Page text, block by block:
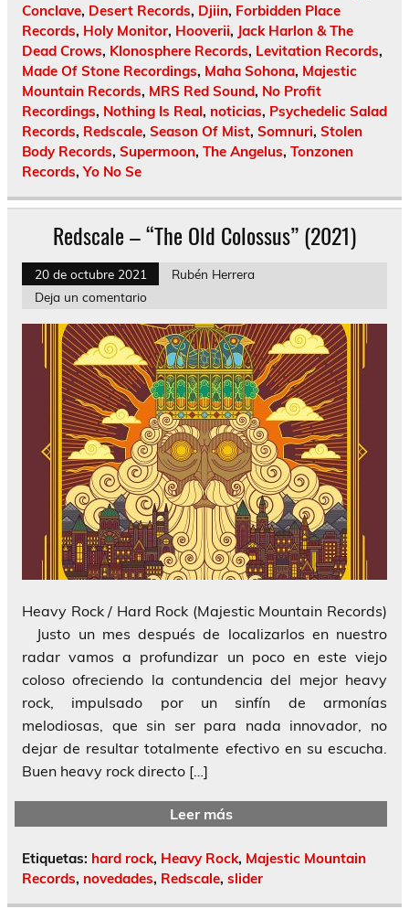
Conclave, Desert Records, Djiin, Forbidden Place
Records, Holy Monitor, Hooverii, Jack Harlon & The
Dead Crows, Klonosphere Records, Levitation Records,
Made Of Stone Recordings, Maha Sohona, Majestic
Mountain Records, MRS Red Sound, No Profit
Recordings, Nothing Is Real, noticias, Psychedelic Salad
Records, Redscale, Season Of Mist, Somnuri, Stolen
Body Records, Supermoon, The Angelus, Tonzonen
Records,Yo No Se
Redscale – “The Old Colossus” (2021)
20 de octubre 2021
Rubén Herrera
Deja un comentario
Heavy Rock / Hard Rock (Majestic Mountain Records)
Justo un mes después de localizarlos en nuestro
radar vamos a profundizar un poco en este viejo
coloso ofreciendo la contundencia del mejor heavy
rock, impulsado por un sinfín de armonías
melodiosas, que sin ser para nada innovador, no
dejar de resultar totalmente efectivo en su escucha.
Buen heavy rock directo […]
Leer más
Etiquetas: hard rock, Heavy Rock, Majestic Mountain
Records, novedades, Redscale, slider